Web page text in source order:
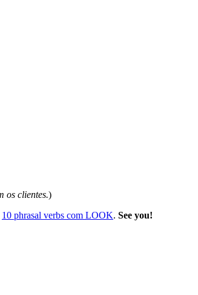
os clientes.)
10 phrasal verbs com LOOK. See you!